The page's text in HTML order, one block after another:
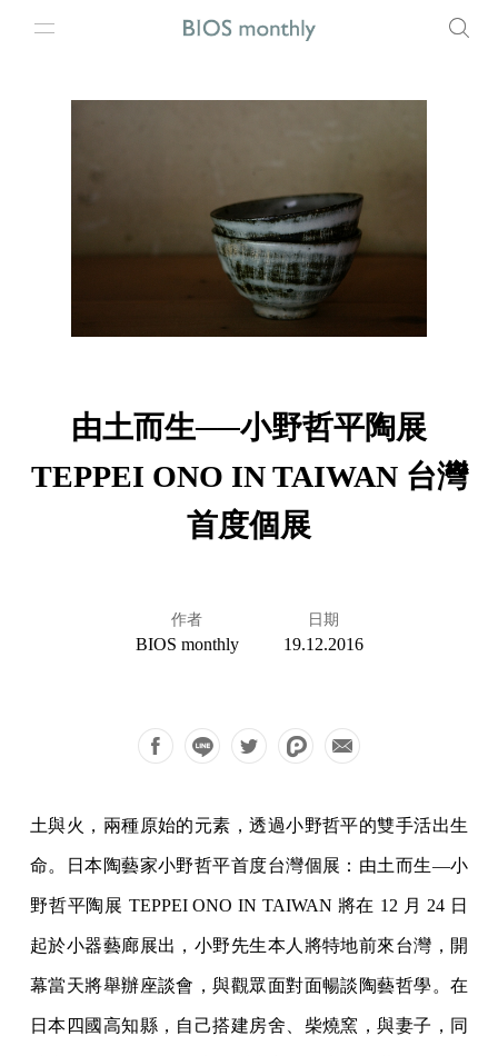
由土而生──小野哲平陶展
TEPPEI ONO IN TAIWAN 台灣
首度個展
作者
BIOS monthly
日期
19.12.2016
⼟與⽕，兩種原始的元素，透過⼩野哲平的雙⼿活出⽣
命。⽇本陶藝家⼩野哲平⾸度台灣個展：由⼟⽽⽣—⼩
野哲平陶展 TEPPEI ONO IN TAIWAN 將在 12 ⽉ 24 ⽇
起於⼩器藝廊展出，⼩野先⽣本⼈將特地前來台灣，開
幕當天將舉辦座談會，與觀眾⾯對⾯暢談陶藝哲學。在
⽇本四國⾼知縣，⾃⼰搭建房舍、柴燒窯，與妻⼦，同